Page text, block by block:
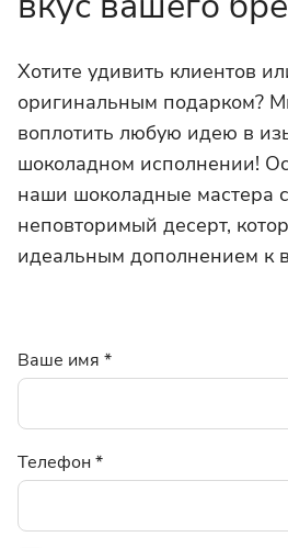
Хотите удивить клиентов
оригинальным подарком?
воплотить любую идею в
шоколадном исполнении!
наши шоколадные мастера
неповторимый десерт,
идеальным дополнением к
Ваше имя *
Телефон*